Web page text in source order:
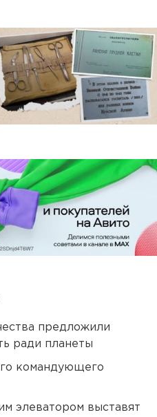
предложили
ради планеты
командующего
элеватором выставят